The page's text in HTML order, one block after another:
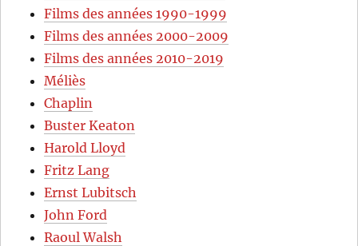
Films des années 1990-1999
Films des années 2000-2009
Films des années 2010-2019
Méliès
Chaplin
Buster Keaton
Harold Lloyd
Fritz Lang
Ernst Lubitsch
John Ford
Raoul Walsh